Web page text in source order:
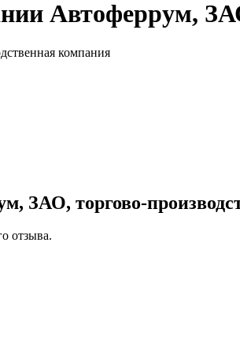
Автоферрум,
компания
ЗАО, торгово-
отзыва.